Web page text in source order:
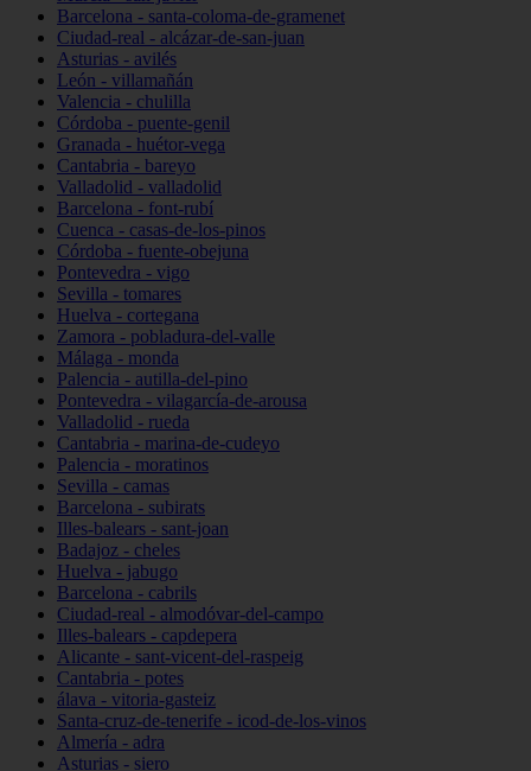
Barcelona - santa-coloma-de-gramenet
Ciudad-real - alcázar-de-san-juan
Asturias - avilés
León - villamañán
Valencia - chulilla
Córdoba - puente-genil
Granada - huétor-vega
Cantabria - bareyo
Valladolid - valladolid
Barcelona - font-rubí
Cuenca - casas-de-los-pinos
Córdoba - fuente-obejuna
Pontevedra - vigo
Sevilla - tomares
Huelva - cortegana
Zamora - pobladura-del-valle
Málaga - monda
Palencia - autilla-del-pino
Pontevedra - vilagarcía-de-arousa
Valladolid - rueda
Cantabria - marina-de-cudeyo
Palencia - moratinos
Sevilla - camas
Barcelona - subirats
Illes-balears - sant-joan
Badajoz - cheles
Huelva - jabugo
Barcelona - cabrils
Ciudad-real - almodóvar-del-campo
Illes-balears - capdepera
Alicante - sant-vicent-del-raspeig
Cantabria - potes
álava - vitoria-gasteiz
Santa-cruz-de-tenerife - icod-de-los-vinos
Almería - adra
Asturias - siero